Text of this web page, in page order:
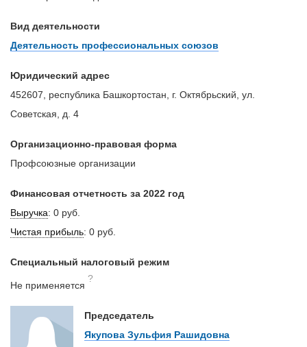
Вид деятельности
Деятельность профессиональных союзов
Юридический адрес
452607, республика Башкортостан, г. Октябрьский, ул.
Советская, д. 4
Организационно-правовая форма
Профсоюзные организации
Финансовая отчетность за 2022 год
Выручка: 0 руб.
Чистая прибыль: 0 руб.
Специальный налоговый режим
Не применяется
?
Председатель
Якупова Зульфия Рашидовна